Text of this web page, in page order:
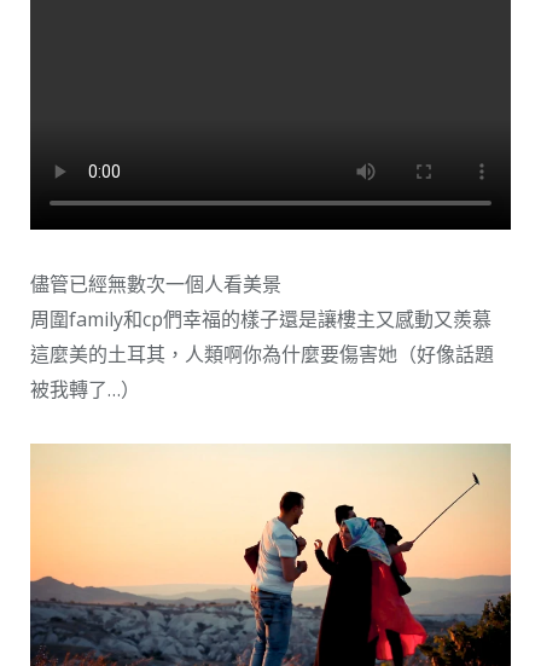
儘管已經無數次一個人看美景
周圍family和cp們幸福的樣子還是讓樓主又感動又羨慕
這麼美的土耳其，人類啊你為什麼要傷害她（好像話題
被我轉了…）